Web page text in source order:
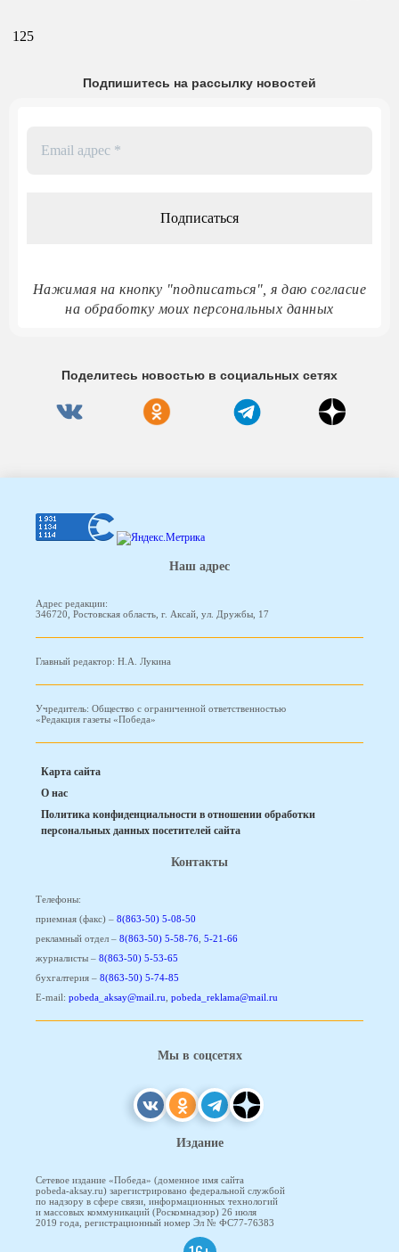
125
Подпишитесь на рассылку новостей
Нажимая на кнопку "подписаться", я даю согласие
на обработку моих персональных данных
Поделитесь новостью в социальных сетях
Наш адрес
Адрес редакции:
346720, Ростовская область, г. Аксай, ул. Дружбы, 17
Главный редактор: Н.А. Лукина
Учредитель: Общество с ограниченной ответственностью
«Редакция газеты «Победа»
Карта сайта
О нас
Политика конфиденциальности в отношении обработки
персональных данных посетителей сайта
Контакты
Телефоны:
приемная (факс) – 8(863-50) 5-08-50
рекламный отдел – 8(863-50) 5-58-76, 5-21-66
журналисты – 8(863-50) 5-53-65
бухгалтерия – 8(863-50) 5-74-85
E-mail: pobeda_aksay@mail.ru, pobeda_reklama@mail.ru
Мы в соцсетях
Издание
Сетевое издание «Победа» (доменное имя сайта
pobeda-aksay.ru) зарегистрировано федеральной службой
по надзору в сфере связи, информационных технологий
и массовых коммуникаций (Роскомнадзор) 26 июля
2019 года, регистрационный номер Эл № ФС77-76383